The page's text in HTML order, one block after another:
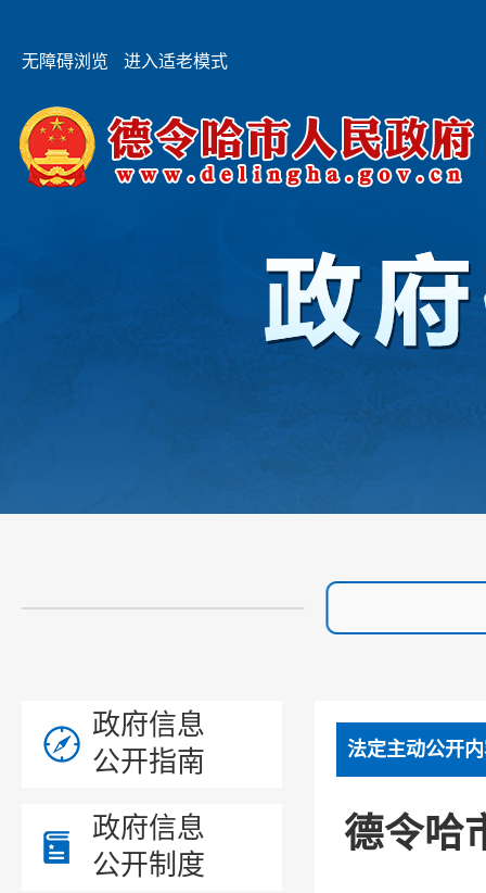
无障碍浏览 进入适老模式
政府信息
公开指南
政府信息
公开制度
法定主动公开
德令哈